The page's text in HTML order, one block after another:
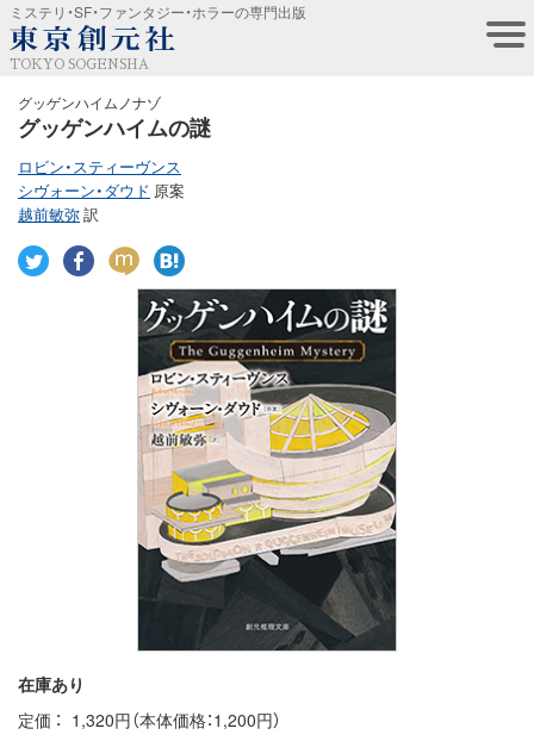
ミステリ・SF・ファンタジー・ホラーの専門出版
TOKYO SOGENSHA
グッゲンハイムノナゾ
グッゲンハイムの謎
ロビン・スティーヴンス
シヴォーン・ダウド 原案
越前敏弥訳
在庫あり
定価
1,320円（本体価格：1,200円）